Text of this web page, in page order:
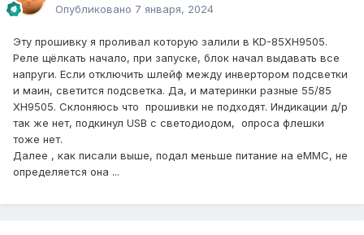
Опубликовано 7 января, 2024
Эту прошивку я проливал которую залили в KD-85XH9505.
Реле щёлкать начало, при запуске, блок начал выдавать все
напруги. Если отключить шлейф между инвертором подсветки
и маин, светится подсветка. Да, и материнки разные 55/85
XH9505. Склоняюсь что прошивки не подходят. Индикации д/р
так же нет, подкинул USB с светодиодом, опроса флешки
тоже нет.
Далее , как писали выше, подал меньше питание на еММС, не
определяется она ...